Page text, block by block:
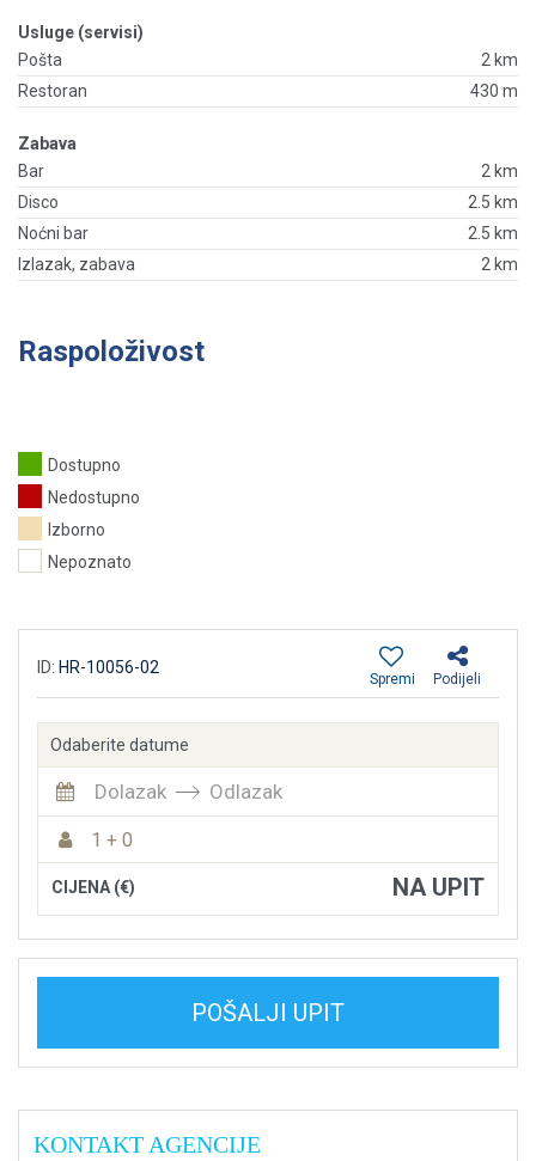
Usluge (servisi)
Pošta
2 km
Restoran
430 m
Zabava
Bar
2 km
Disco
2.5 km
Noćni bar
2.5 km
Izlazak, zabava
2 km
Raspoloživost
Dostupno
Nedostupno
Izborno
Nepoznato
ID: HR-10056-02
Podijeli
Spremi
Odaberite datume
Dolazak Odlazak
1 + 0
CIJENA (€) NA UPIT
POŠALJI UPIT
KONTAKT AGENCIJE